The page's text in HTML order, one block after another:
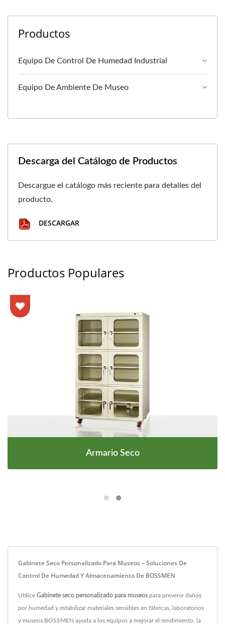
Productos
Equipo De Control De Humedad Industrial
Equipo De Ambiente De Museo
Descarga del Catálogo de Productos
Descargue el catálogo más reciente para detalles del
producto.
DESCARGAR
Productos Populares
Armario Seco
Gabinete Seco Personalizado Para Museos – Soluciones De
Control De Humedad Y Almacenamiento De BOSSMEN
Utilice Gabinete seco personalizado para museos para prevenir daños
por humedad y estabilizar materiales sensibles en fábricas, laboratorios
y museos.BOSSMEN ayuda a los equipos a mejorar el rendimiento, la